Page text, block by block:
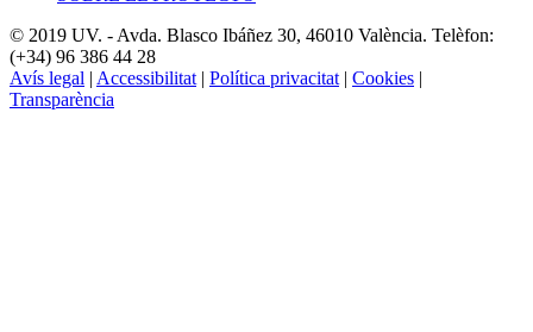
© 2019 UV. - Avda. Blasco Ibáñez 30, 46010 València. Telèfon:
(+34) 96 386 44 28
Avís legal | Accessibilitat | Política privacitat | Cookies |
Transparència